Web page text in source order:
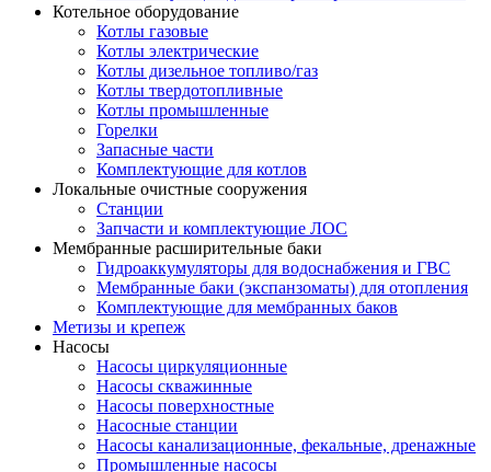
Котельное оборудование
Котлы газовые
Котлы электрические
Котлы дизельное топливо/газ
Котлы твердотопливные
Котлы промышленные
Горелки
Запасные части
Комплектующие для котлов
Локальные очистные сооружения
Станции
Запчасти и комплектующие ЛОС
Мембранные расширительные баки
Гидроаккумуляторы для водоснабжения и ГВС
Мембранные баки (экспанзоматы) для отопления
Комплектующие для мембранных баков
Метизы и крепеж
Насосы
Насосы циркуляционные
Насосы скважинные
Насосы поверхностные
Насосные станции
Насосы канализационные, фекальные, дренажные
Промышленные насосы